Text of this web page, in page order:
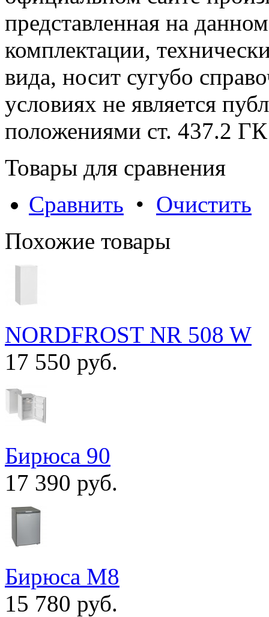
представленная на
комплектации,
вида, носит сугубо
условиях не является
положениями cт. 437.2
Товары для сравнения
Сравнить • Очистить
Похожие товары
NORDFROST NR 508 W
17 550 руб.
Бирюса 90
17 390 руб.
Бирюса M8
15 780 руб.